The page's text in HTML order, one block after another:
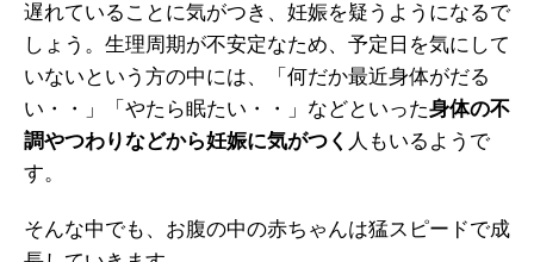
遅れていることに気がつき、妊娠を疑うようになるで
しょう。生理周期が不安定なため、予定日を気にして
いないという方の中には、「何だか最近身体がだる
い・・」「やたら眠たい・・」などといった身体の不
調やつわりなどから妊娠に気がつく 人もいるようで
す。
そんな中でも、お腹の中の赤ちゃんは猛スピードで成